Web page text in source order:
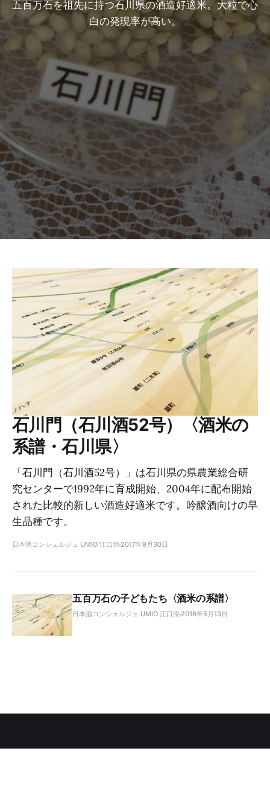
五百万石を祖先に持つ石川県の酒造好適米。大粒で心
白の発現率が高い。
石川門（石川酒52号）〈酒米の
系譜・石川県〉
「石川門（石川酒52号）」は石川県の県農業総合研
究センターで1992年に育成開始、2004年に配布開始
された比較的新しい酒造好適米です。吟醸酒向けの早
生品種です。
日本酒コンシェルジュ UMIO 江口崇 2017年9月30日
五百万石の子どもたち〈酒米の系譜〉
日本酒コンシェルジュ UMIO 江口崇 2016年5月13日